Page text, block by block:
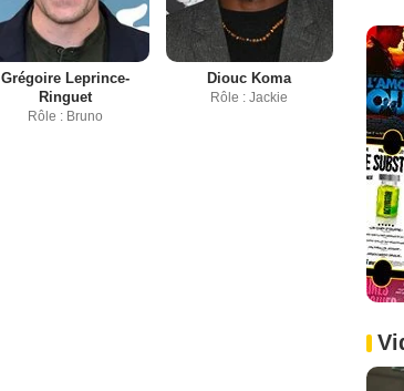
Grégoire Leprince-
Ringuet
Rôle : Bruno
Diouc Koma
Rôle : Jackie